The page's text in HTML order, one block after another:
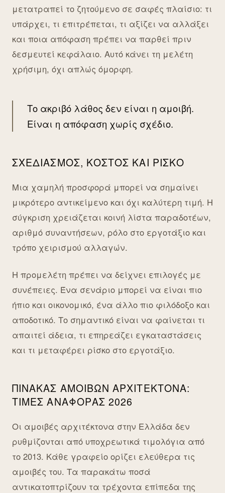
μετατραπεί το ζητούμενο σε σαφές πλαίσιο: τι
υπάρχει, τι επιτρέπεται, τι αξίζει να αλλάξει
και ποια απόφαση πρέπει να παρθεί πριν
δεσμευτεί κεφάλαιο. Αυτό κάνει τη μελέτη
χρήσιμη, όχι απλώς όμορφη.
Το ακριβό λάθος δεν είναι η αμοιβή.
Είναι η απόφαση χωρίς σχέδιο.
ΣΧΕΔΙΑΣΜΌΣ, ΚΌΣΤΟΣ ΚΑΙ ΡΊΣΚΟ
Μια χαμηλή προσφορά μπορεί να σημαίνει
μικρότερο αντικείμενο και όχι καλύτερη τιμή. Η
σύγκριση χρειάζεται κοινή λίστα παραδοτέων,
αριθμό συναντήσεων, ρόλο στο εργοτάξιο και
τρόπο χειρισμού αλλαγών.
Η προμελέτη πρέπει να δείχνει επιλογές με
συνέπειες. Ένα σενάριο μπορεί να είναι πιο
ήπιο και οικονομικό, ένα άλλο πιο φιλόδοξο και
αποδοτικό. Το σημαντικό είναι να φαίνεται τι
απαιτεί άδεια, τι επηρεάζει εγκαταστάσεις
και τι μεταφέρει ρίσκο στο εργοτάξιο.
ΠΊΝΑΚΑΣ ΑΜΟΙΒΏΝ ΑΡΧΙΤΈΚΤΟΝΑ:
ΤΙΜΈΣ ΑΝΑΦΟΡΆΣ 2026
Οι αμοιβές αρχιτέκτονα στην Ελλάδα δεν
ρυθμίζονται από υποχρεωτικά τιμολόγια από
το 2013. Κάθε γραφείο ορίζει ελεύθερα τις
αμοιβές του. Τα παρακάτω ποσά
αντικατοπτρίζουν τα τρέχοντα επίπεδα της